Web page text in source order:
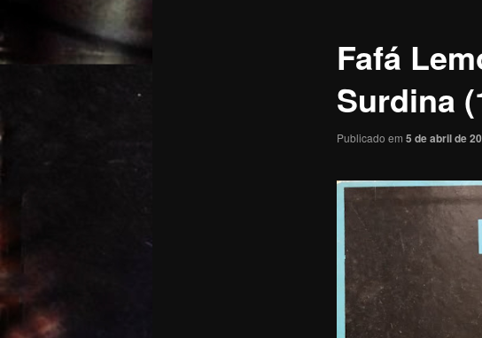
Fafá
Surdina
Publicado em 5 de abril de